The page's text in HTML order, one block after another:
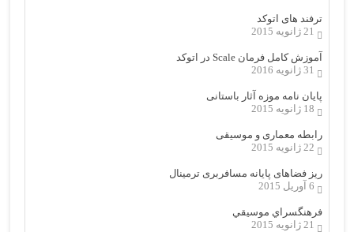
ترفند های اتوکد
21 ژانویه 2015
آموزش کامل فرمان Scale در اتوکد
31 ژانویه 2016
پایان نامه موزه آثار باستانی
18 ژانویه 2015
رابطه معماری و موسیقی
22 ژانویه 2015
ریز فضاهای پایانه مسافربری ترمینال
6 آوریل 2015
فرهنگسراي موسيقي
21 ژانویه 2015